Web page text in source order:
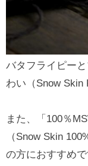
バタフライピー
わい（Snow Skin
また、「100％
（Snow Skin
の方におすすめ